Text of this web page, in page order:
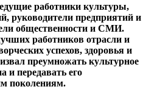
работники культуры,
руководители предприятий и
общественности и СМИ.
работников отрасли и
успехов, здоровья и
преумножать культурное
и передавать его
поколениям.